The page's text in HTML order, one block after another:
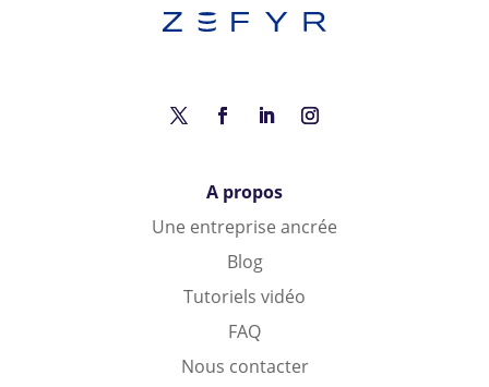
A propos
Une entreprise ancrée
Blog
Tutoriels vidéo
FAQ
Nous contacter